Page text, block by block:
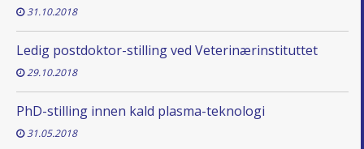
31.10.2018
Ledig postdoktor-stilling ved Veterinærinstituttet
29.10.2018
PhD-stilling innen kald plasma-teknologi
31.05.2018